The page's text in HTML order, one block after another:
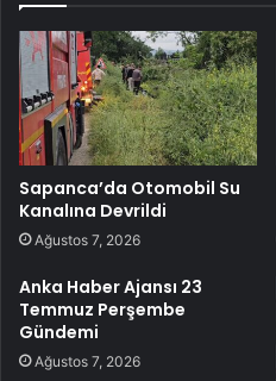
Sapanca’da Otomobil Su
Kanalına Devrildi
Ağustos 7, 2026
Anka Haber Ajansı 23
Temmuz Perşembe
Gündemi
Ağustos 7, 2026